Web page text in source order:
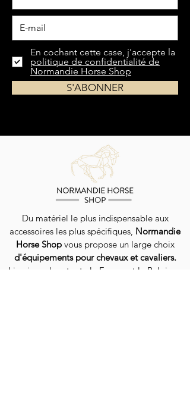
En cochant cette case, j'accepte la
politique de confidentialité de
Normandie Horse Shop
S'ABONNER
Du matériel le plus indispensable aux
accessoires les plus spécifiques, Normandie
Horse Shopvous propose un large choix
d'équipements pour chevaux et cavaliers.
Livraison dans toute la France et la Belgique